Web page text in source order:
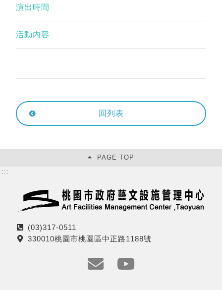
演出時間
活動內容
回列表
PAGE TOP
:::
電
話
(03)317-0511
地
330010桃園市桃園區中正路1188號